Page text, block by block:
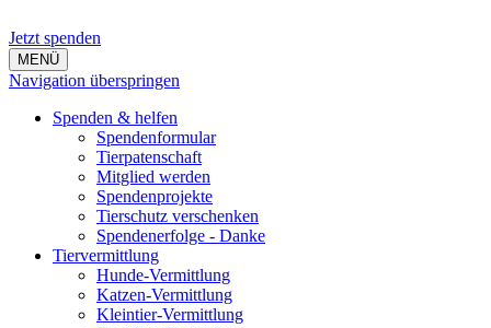
Jetzt spenden
MENÜ
Navigation überspringen
Spenden & helfen
Spendenformular
Tierpatenschaft
Mitglied werden
Spendenprojekte
Tierschutz verschenken
Spendenerfolge - Danke
Tiervermittlung
Hunde-Vermittlung
Katzen-Vermittlung
Kleintier-Vermittlung